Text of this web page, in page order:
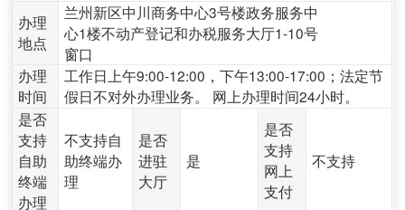
办理
地点
兰州新区中川商务中心3号楼政务服务中
心1楼不动产登记和办税服务大厅1-10号
窗口
办理
时间
工作日上午9:00-12:00，下午13:00-17:00；法定节
假日不对外办理业务。 网上办理时间24小时。
是否
支持
自助
终端
办理
不支持自
助终端办
理
是否
进驻
大厅
是
是否
支持
网上
支付
不支持